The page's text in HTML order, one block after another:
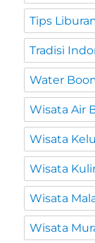
Tips
Tradisi
Water
Wisata Air
Wisata
Wisata
Wisata
Wisata